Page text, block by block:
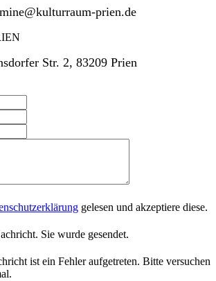
prien.de
Str. 2, 83209 Prien
gelesen und akzeptiere diese.
Sie wurde gesendet.
ist ein Fehler aufgetreten. Bitte versuchen